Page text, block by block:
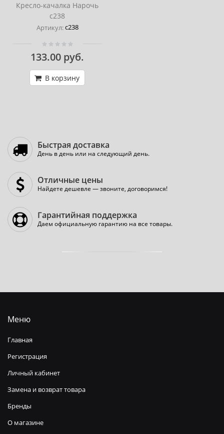
Кресло-качалка Нарочь
с238
Артикул:с238
133.00 руб.
В корзину
Быстрая доставка
День в день или на следующий день.
Отличные цены
Найдете дешевле — звоните, договоримся!
Гарантийная поддержка
Даем официальную гарантию на все товары.
Меню
Главная
Регистрация
Личный кабинет
Замена и возврат товара
Бренды
О магазине